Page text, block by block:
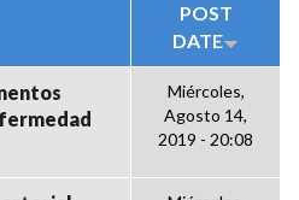
POST
DATE
Miércoles,
Agosto 14,
2019 - 20:08